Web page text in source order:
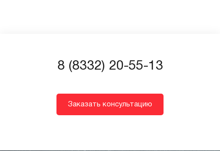
8 (8332) 20-55-13
Заказать консультацию